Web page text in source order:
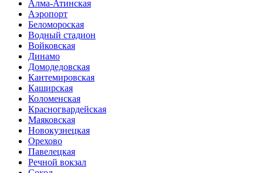
Алма-Атинская
Аэропорт
Беломороская
Водный стадион
Войковская
Динамо
Домоде­довская
Кантеми­ровская
Каширская
Коломенская
Красногвар­дейская
Маяковская
Новокузнецкая
Орехово
Павелецкая
Речной вокзал